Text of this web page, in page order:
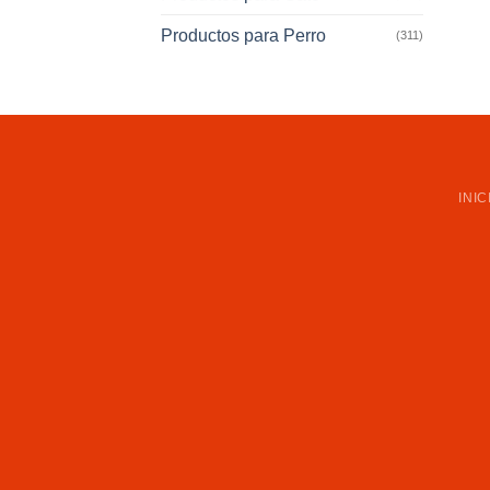
Productos para Perro (311)